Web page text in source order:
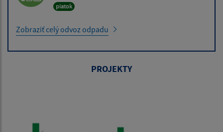
piatok
Zobraziť celý odvoz odpadu
PROJEKTY